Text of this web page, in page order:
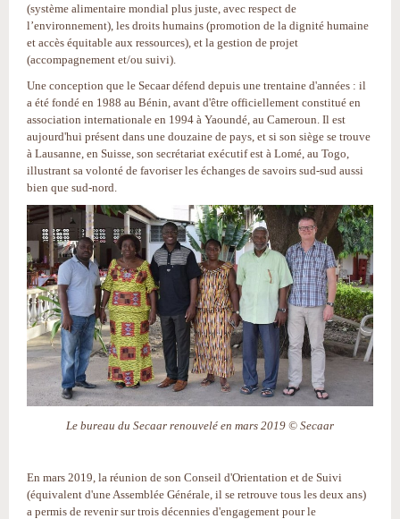
(système alimentaire mondial plus juste, avec respect de
l’environnement), les droits humains (promotion de la dignité humaine
et accès équitable aux ressources), et la gestion de projet
(accompagnement et/ou suivi).
Une conception que le Secaar défend depuis une trentaine d'années : il
a été fondé en 1988 au Bénin, avant d'être officiellement constitué en
association internationale en 1994 à Yaoundé, au Cameroun. Il est
aujourd'hui présent dans une douzaine de pays, et si son siège se trouve
à Lausanne, en Suisse, son secrétariat exécutif est à Lomé, au Togo,
illustrant sa volonté de favoriser les échanges de savoirs sud-sud aussi
bien que sud-nord.
Le bureau du Secaar renouvelé en mars 2019 © Secaar
En mars 2019, la réunion de son Conseil d'Orientation et de Suivi
(équivalent d'une Assemblée Générale, il se retrouve tous les deux ans)
a permis de revenir sur trois décennies d'engagement pour le